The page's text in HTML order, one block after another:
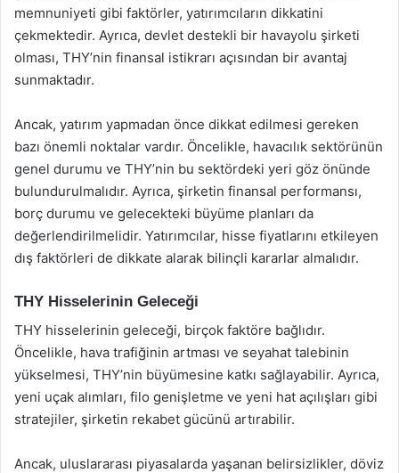
memnuniyeti gibi faktörler, yatırımcıların dikkatini
çekmektedir. Ayrıca, devlet destekli bir havayolu şirketi
olması, THY’nin finansal istikrarı açısından bir avantaj
sunmaktadır.
Ancak, yatırım yapmadan önce dikkat edilmesi gereken
bazı önemli noktalar vardır. Öncelikle, havacılık sektörünün
genel durumu ve THY’nin bu sektördeki yeri göz önünde
bulundurulmalıdır. Ayrıca, şirketin finansal performansı,
borç durumu ve gelecekteki büyüme planları da
değerlendirilmelidir. Yatırımcılar, hisse fiyatlarını etkileyen
dış faktörleri de dikkate alarak bilinçli kararlar almalıdır.
THY Hisselerinin Geleceği
THY hisselerinin geleceği, birçok faktöre bağlıdır.
Öncelikle, hava trafiğinin artması ve seyahat talebinin
yükselmesi, THY’nin büyümesine katkı sağlayabilir. Ayrıca,
yeni uçak alımları, filo genişletme ve yeni hat açılışları gibi
stratejiler, şirketin rekabet gücünü artırabilir.
Ancak, uluslararası piyasalarda yaşanan belirsizlikler, döviz